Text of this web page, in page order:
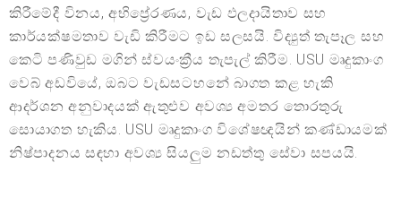
කිරීමේදී විනය, අභිප්‍රේරණය, වැඩ ඵලදායිතාව සහ
කාර්යක්ෂමතාව වැඩි කිරීමට ඉඩ සලසයි. විද්‍යුත් තැපෑල සහ
කෙටි පණිවුඩ මගින් ස්වයංක්‍රීය තැපැල් කිරීම. USU මෘදුකාංග
වෙබ් අඩවියේ, ඔබට වැඩසටහනේ බාගත කළ හැකි
ආදර්ශන අනුවාදයක් ඇතුළුව අවශ්‍ය අමතර තොරතුරු
සොයාගත හැකිය. USU මෘදුකාංග විශේෂඥයින් කණ්ඩායමක්
නිෂ්පාදනය සඳහා අවශ්‍ය සියලුම නඩත්තු සේවා සපයයි.